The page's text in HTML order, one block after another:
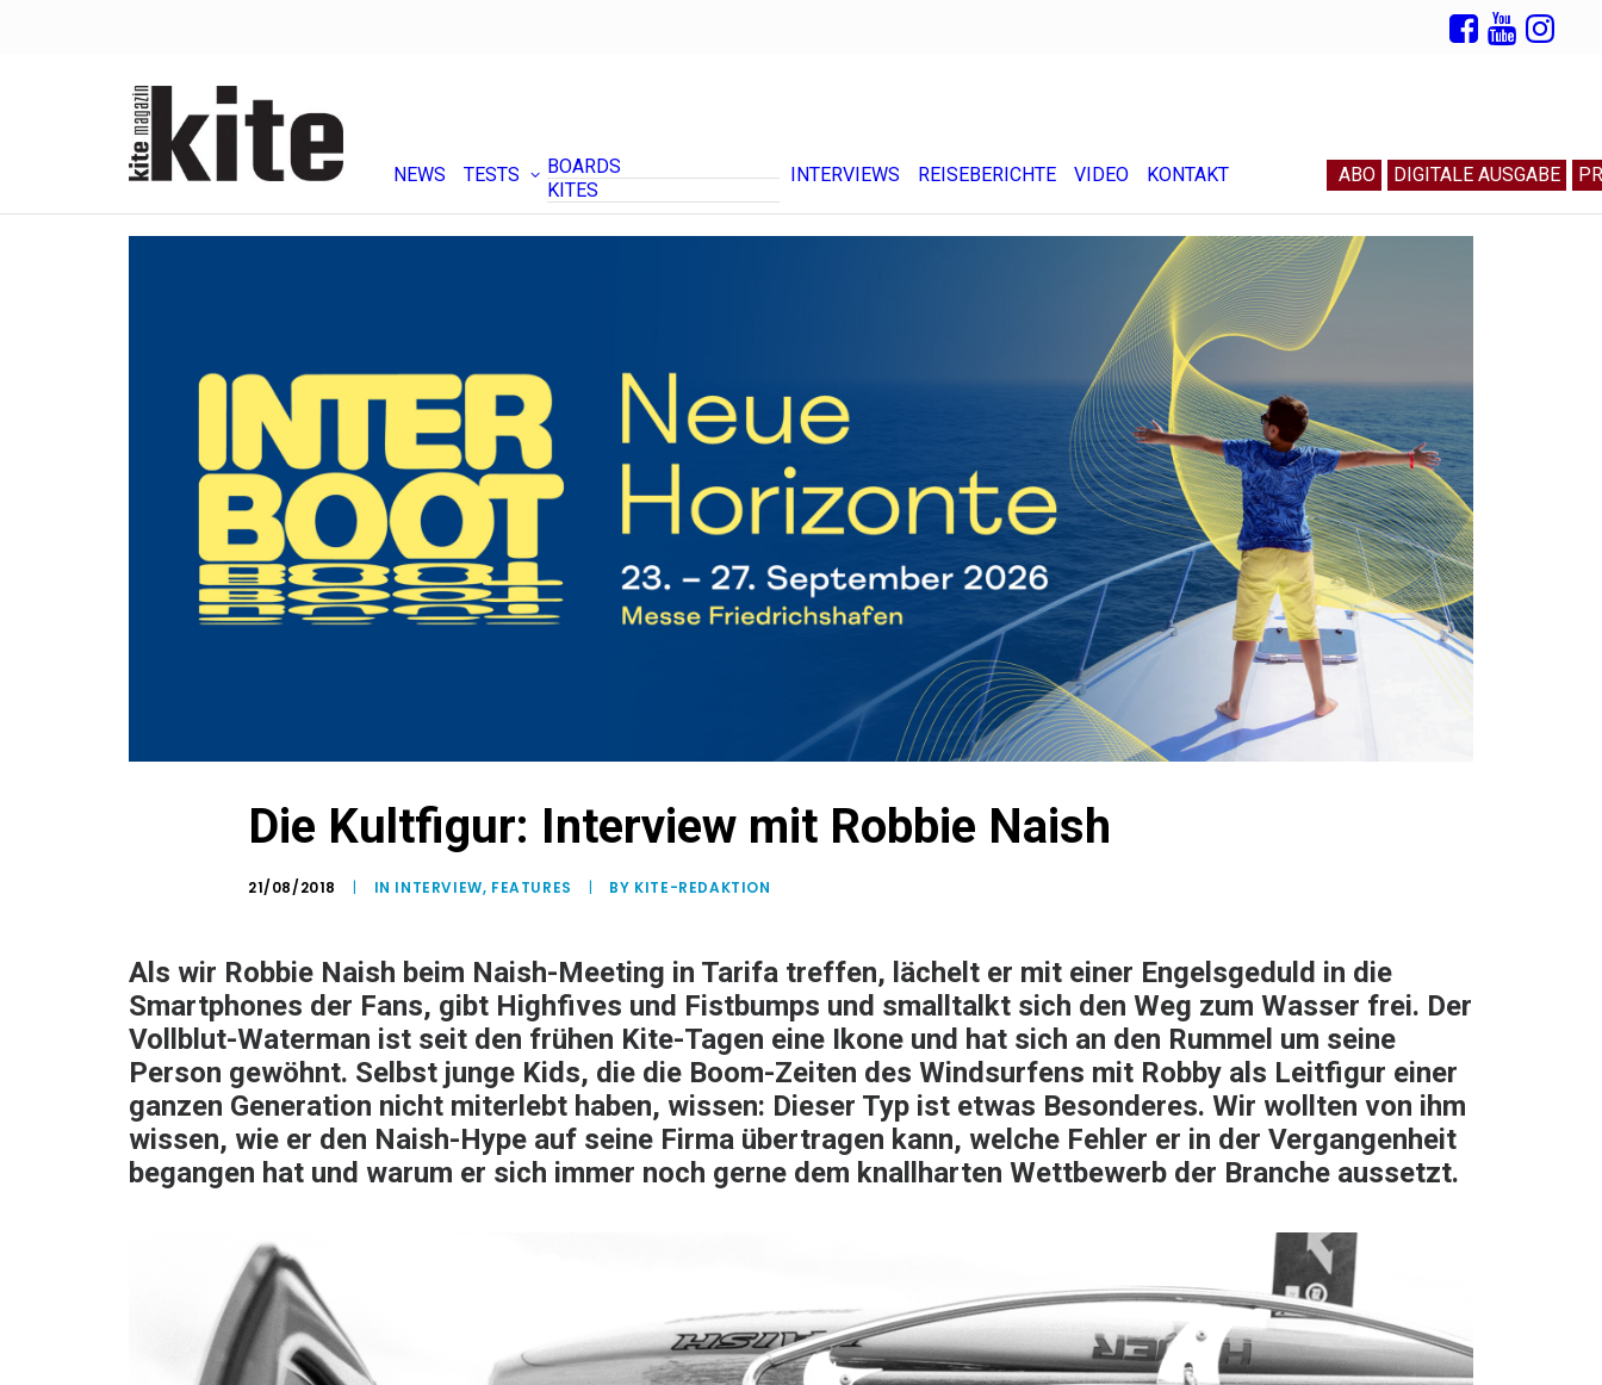
NEWS TESTS
BOARDS
KITES
INTERVIEWS REISEBERICHTE VIDEO KONTAKT ABO DIGITALE AUSGABE
Die Kultfigur: Interview mit Robbie Naish
21/08/2018 | IN INTERVIEW, FEATURES | BY KITE-REDAKTION
Als wir Robbie Naish beim Naish-Meeting in Tarifa treffen, lächelt er mit einer Engelsgeduld in die
Smartphones der Fans, gibt Highfives und Fistbumps und smalltalkt sich den Weg zum Wasser frei. Der
Vollblut-Waterman ist seit den frühen Kite-Tagen eine Ikone und hat sich an den Rummel um seine
Person gewöhnt. Selbst junge Kids, die die Boom-Zeiten des Windsurfens mit Robby als Leitfigur einer
ganzen Generation nicht miterlebt haben, wissen: Dieser Typ ist etwas Besonderes. Wir wollten von ihm
wissen, wie er den Naish-Hype auf seine Firma übertragen kann, welche Fehler er in der Vergangenheit
begangen hat und warum er sich immer noch gerne dem knallharten Wettbewerb der Branche aussetzt.